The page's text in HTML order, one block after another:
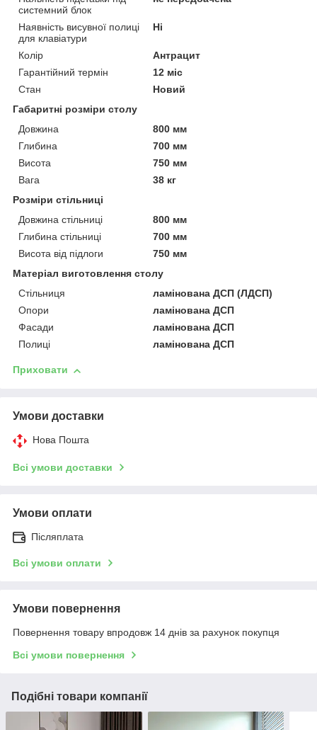
системний блок
Наявність висувної полиці
для клавіатури
Ні
Колір
Антрацит
Гарантійний термін
12 міс
Стан
Новий
Габаритні розміри столу
Довжина
800 мм
Глибина
700 мм
Висота
750 мм
Вага
38 кг
Розміри стільниці
Довжина стільниці
800 мм
Глибина стільниці
700 мм
Висота від підлоги
750 мм
Матеріал виготовлення столу
Стільниця
ламінована ДСП (ЛДСП)
Опори
ламінована ДСП
Фасади
ламінована ДСП
Полиці
ламінована ДСП
Приховати
Умови доставки
Нова Пошта
Всі умови доставки
Умови оплати
Післяплата
Всі умови оплати
Умови повернення
Повернення товару впродовж 14 днів за рахунок покупця
Всі умови повернення
Подібні товари компанії